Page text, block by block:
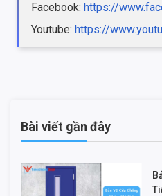
Facebook: https://
Youtube: https://
Bài viết gần đây